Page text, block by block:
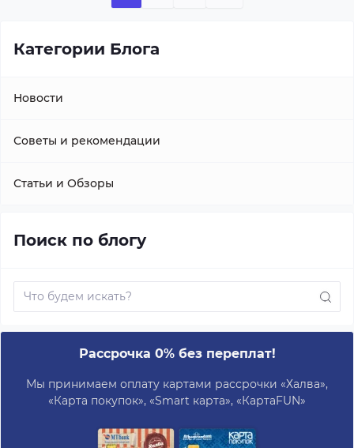
Категории Блога
Новости
Советы и рекомендации
Статьи и Обзоры
Поиск по блогу
Рассрочка 0% без переплат!
Мы принимаем оплату картами рассрочки «Халва»,
«Карта покупок», «Smart карта», «КартаFUN»